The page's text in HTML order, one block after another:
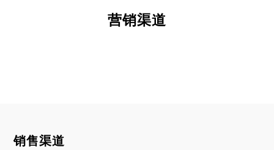
营销渠道
销售渠道